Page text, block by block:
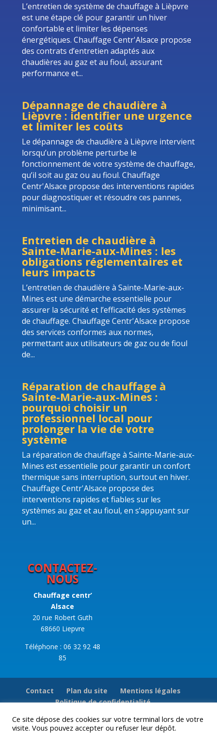
L’entretien de système de chauffage à Lièpvre
est une étape clé pour garantir un hiver
confortable et limiter les dépenses
énergétiques. Chauffage Centr'Alsace propose
des contrats d’entretien adaptés aux
chaudières au gaz et au fioul, assurant
performance et...
Dépannage de chaudière à
Lièpvre : identifier une urgence
et limiter les coûts
Le dépannage de chaudière à Lièpvre intervient
lorsqu’un problème perturbe le
fonctionnement de votre système de chauffage,
qu’il soit au gaz ou au fioul. Chauffage
Centr'Alsace propose des interventions rapides
pour diagnostiquer et résoudre ces pannes,
minimisant...
Entretien de chaudière à
Sainte-Marie-aux-Mines : les
obligations réglementaires et
leurs impacts
L’entretien de chaudière à Sainte-Marie-aux-
Mines est une démarche essentielle pour
assurer la sécurité et l’efficacité des systèmes
de chauffage. Chauffage Centr'Alsace propose
des services conformes aux normes,
permettant aux utilisateurs de gaz ou de fioul
de...
Réparation de chauffage à
Sainte-Marie-aux-Mines :
pourquoi choisir un
professionnel local pour
prolonger la vie de votre
système
La réparation de chauffage à Sainte-Marie-aux-
Mines est essentielle pour garantir un confort
thermique sans interruption, surtout en hiver.
Chauffage Centr'Alsace propose des
interventions rapides et fiables sur les
systèmes au gaz et au fioul, en s’appuyant sur
un...
CONTACTEZ-
NOUS
Chauffage centr’
Alsace
20 rue Robert Guth
68660 Liepvre
Téléphone : 06 32 92 48
85
Contact Plan du site
Mentions légales
Politique de confidentialité
Ce site dépose des cookies sur votre terminal lors de votre
visite. Vous pouvez accepter ou refuser leur dépôt.